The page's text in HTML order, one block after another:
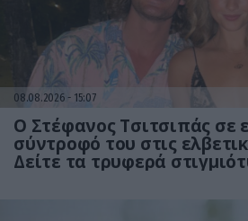
08.08.2026 15:07
Ο Στέφανος Τσιτσιπάς σε
σύντροφό του στις
Δείτε τα τρυφερά